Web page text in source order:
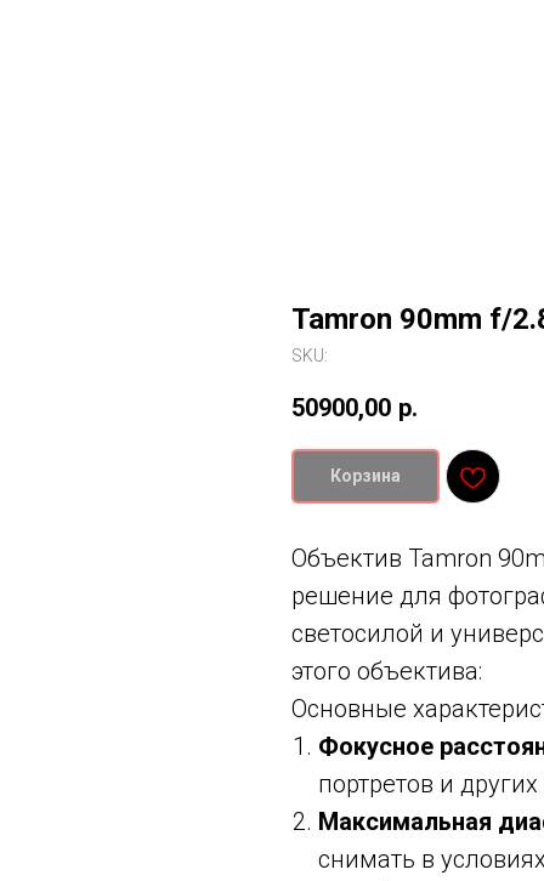
Tamron 90mm f/
SKU:
50900,00 р.
Корзина
Объектив Tamron
решение для
светосилой и
этого объектива:
Основные
Фокусное
портретов и
Максимальная
снимать в